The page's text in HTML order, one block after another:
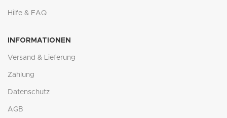
Hilfe & FAQ
INFORMATIONEN
Versand & Lieferung
Zahlung
Datenschutz
AGB